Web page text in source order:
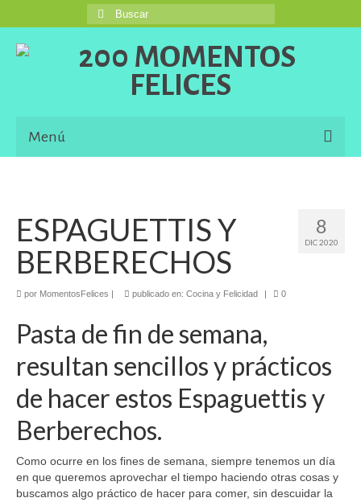
Buscar
por:
Menú
Contacto
8
DIC 2020
ESPAGUETTIS Y
BERBERECHOS
por MomentosFelices | publicado en: Cocina y Felicidad | 0
Pasta de fin de semana,
resultan sencillos y prácticos
de hacer estos Espaguettis y
Berberechos.
Como ocurre en los fines de semana, siempre tenemos un día
en que queremos aprovechar el tiempo haciendo otras cosas y
buscamos algo práctico de hacer para comer, sin descuidar la